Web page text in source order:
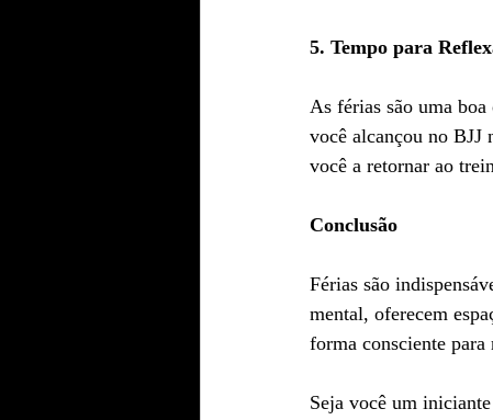
5. Tempo para
As férias são uma
você alcançou no BJJ
você a retornar ao
Conclusão
Férias são
mental, oferecem
forma consciente
Seja você um